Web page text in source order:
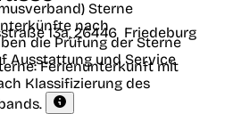
13a,26446 Friedeburg
Ferienunterkunft mit
Klassifizierung des
Sterne
nach
die Prüfung der Sterne
Ausstattung und Service